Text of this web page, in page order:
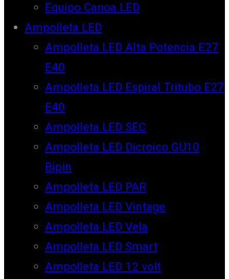
Equipo Canoa LED
Ampolleta LED
Ampolleta LED Alta Potencia E27
E40
Ampolleta LED Espiral Tritubo E27
E40
Ampolleta LED SEC
Ampolleta LED Dicroico GU10
Bipin
Ampolleta LED PAR
Ampolleta LED Vintage
Ampolleta LED Vela
Ampolleta LED Smart
Ampolleta LED 12 volt